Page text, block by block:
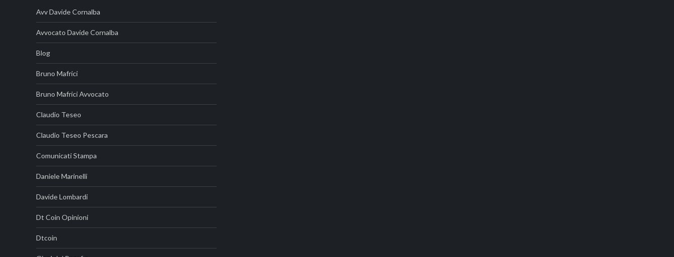
Avv Davide Cornalba
Avvocato Davide Cornalba
Blog
Bruno Mafrici
Bruno Mafrici Avvocato
Claudio Teseo
Claudio Teseo Pescara
Comunicati Stampa
Daniele Marinelli
Davide Lombardi
Dt Coin Opinioni
Dtcoin